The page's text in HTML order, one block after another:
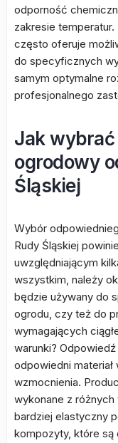
odporność
zakresie
często oferuje
do specyficznych
samym optymalne
profesjonalnego
Jak
ogrodowy
Śląskiej
Wybór
Rudy Śląskiej
uwzględniającym
wszystkim, należy
będzie używany do
ogrodu, czy też do
wymagających
warunki?
odpowiedni
wzmocnienia.
wykonane z
bardziej elastyczny
kompozyty, które są